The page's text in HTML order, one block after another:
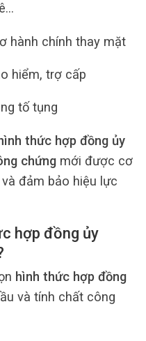
hành chính thay mặt
hiểm, trợ cấp
tố tụng
thức hợp đồng ủy
chứng mới được cơ
đảm bảo hiệu lực
hợp đồng ủy
hình thức hợp đồng
và tính chất công